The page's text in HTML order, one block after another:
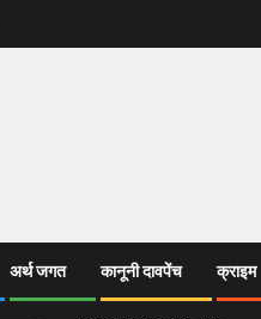
अर्थ जगत कानूनी दावपेंच क्राइम